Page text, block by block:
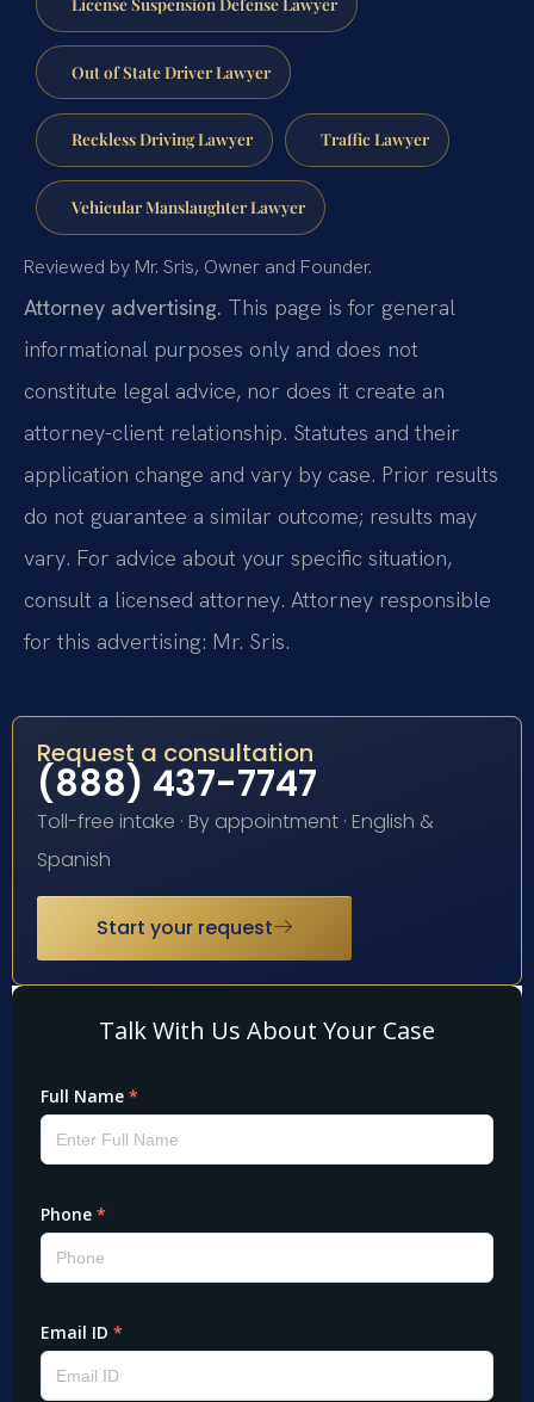
Out of State Driver Lawyer
Reckless Driving Lawyer Traffic Lawyer
Vehicular Manslaughter Lawyer
Reviewed by Mr. Sris, Owner and Founder.
Attorney advertising. This page is for general
informational purposes only and does not
constitute legal advice, nor does it create an
attorney-client relationship. Statutes and their
application change and vary by case. Prior results
do not guarantee a similar outcome; results may
vary. For advice about your specific situation,
consult a licensed attorney. Attorney responsible
for this advertising: Mr. Sris.
Request a consultation
(888) 437-7747
Toll-free intake · By appointment · English &
Spanish
Start your request